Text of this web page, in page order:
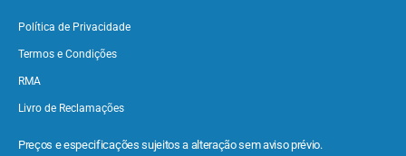
Política de Privacidade
Termos e Condições
RMA
Livro de Reclamações
Preços e especificações sujeitos a alteração sem aviso prévio.